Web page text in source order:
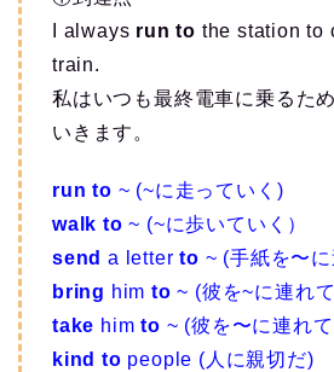
I always run to the station to
train.
私はいつも最終電車に乗るた
いきます。
run to ~ (~に走っていく)
walk to ~ (~に歩いていく）
send a letterto ~ (手紙を〜
bring him to ~ (彼を~に連れ
take himto ~ (彼を〜に連れ
kind to people (人に親切だ)